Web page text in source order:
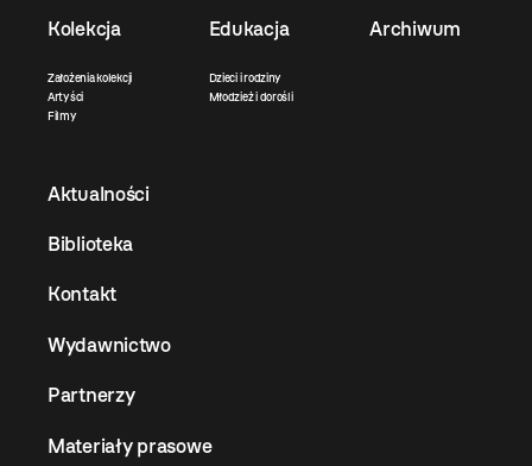
Kolekcja
Założenia kolekcji
Artyści
Filmy
Edukacja
Dzieci i rodziny
Młodzież i dorośli
Archiwum
Aktualności
Biblioteka
Kontakt
Wydawnictwo
Partnerzy
Materiały prasowe